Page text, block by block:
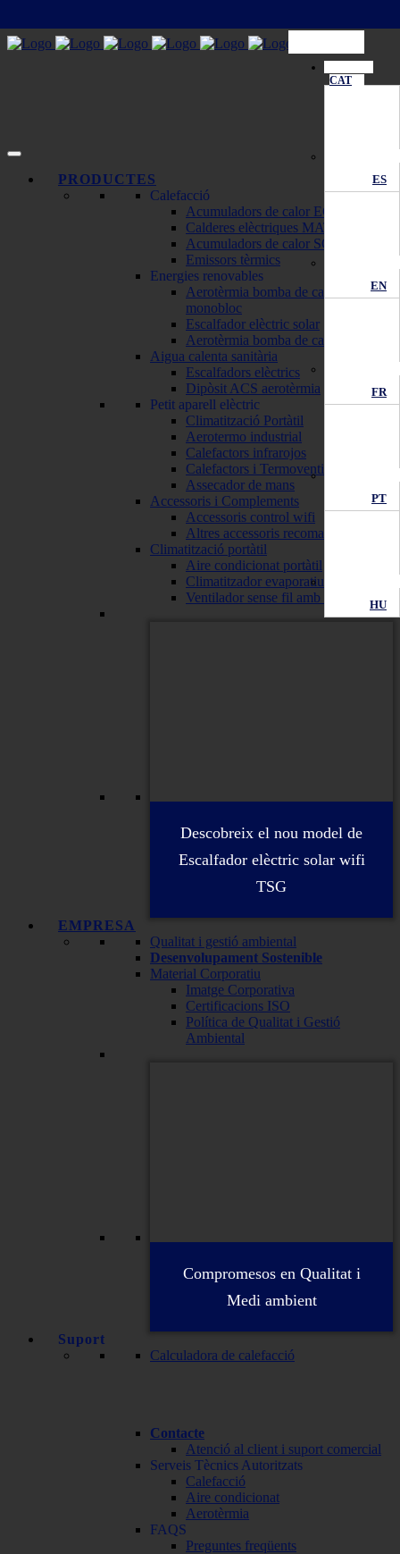
CAT
ES
EN
FR
PT
HU
PRODUCTES
Calefacció
Acumuladors de calor ECOMBI
Calderes elèctriques MATTIRA
Acumuladors de calor SOLAR
Emissors tèrmics
Energies renovables
Aerotèrmia bomba de calor
monobloc
Escalfador elèctric solar
Aerotèrmia bomba de calor
Aigua calenta sanitària
Escalfadors elèctrics
Dipòsit ACS aerotèrmia
Petit aparell elèctric
Climatització Portàtil
Aerotermo industrial
Calefactors infrarojos
Calefactors i Termoventiladors
Assecador de mans
Accessoris i Complements
Accessoris control wifi
Altres accessoris recomanats
Climatització portàtil
Aire condicionat portàtil
Climatitzador evaporatiu
Ventilador sense fil amb bateria
Descobreix el nou model de
Escalfador elèctric solar wifi
TSG
EMPRESA
Qualitat i gestió ambiental
Desenvolupament Sostenible
Material Corporatiu
Imatge Corporativa
Certificacions ISO
Política de Qualitat i Gestió
Ambiental
Compromesos en Qualitat i
Medi ambient
Suport
Calculadora de calefacció
Contacte
Atenció al client i suport comercial
Serveis Tècnics Autoritzats
Calefacció
Aire condicionat
Aerotèrmia
FAQS
Preguntes freqüents